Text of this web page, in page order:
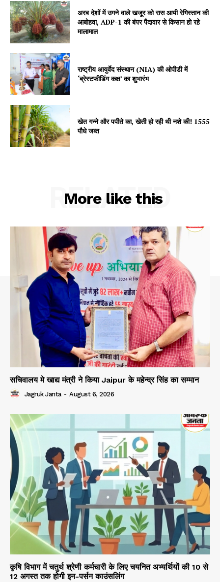
SUBSCRIBE NOW
Company
About
Contact us
Subscription Plans
My account
अरब देशों में उगने वाले खजूर को रास आयी रेगिस्तान की
आबोहवा, ADP-1 की बंपर पैदावार से किसान हो रहे
मालामाल
राष्ट्रीय आयुर्वेद संस्थान (NIA) की ओपीडी में
‘ब्रेस्टफीडिंग कक्ष’ का शुभारंभ
खेत गन्ने और पपीते का, खेती हो रही थी नशे की! 1555
पौधे जब्त
More like this
RELATED
सचिवालय मे खाद्य मंत्री ने किया Jaipur के महेन्द्र सिंह का सम्मान
Jagruk Janta - August 6, 2026
कृषि विभाग में चतुर्थ श्रेणी कर्मचारी के लिए चयनित अभ्यर्थियों की 10 से
12 अगस्त तक होगी इन-पर्सन काउंसलिंग